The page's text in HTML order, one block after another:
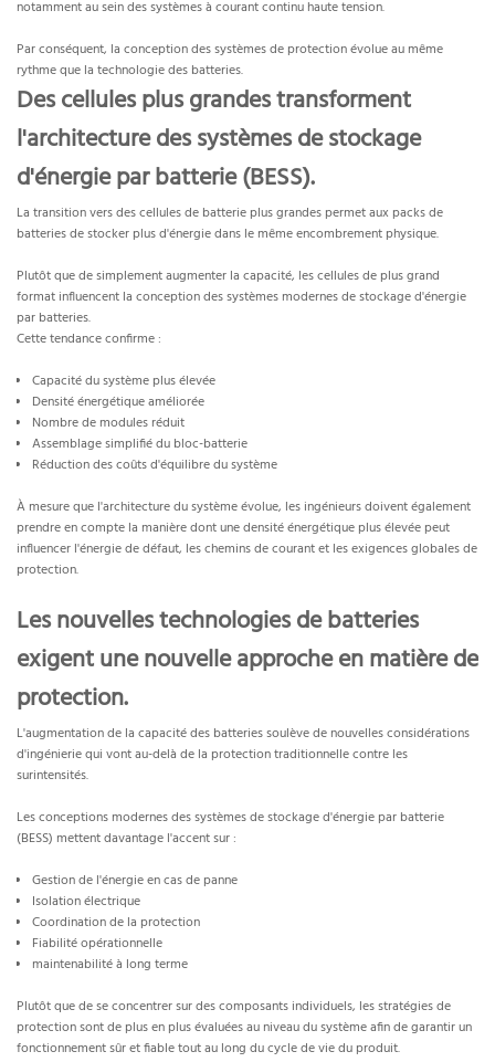
notamment au sein des systèmes à courant continu haute tension.
Par conséquent, la conception des systèmes de protection évolue au même
rythme que la technologie des batteries.
Des cellules plus grandes transforment
l'architecture des systèmes de stockage
d'énergie par batterie (BESS).
La transition vers des cellules de batterie plus grandes permet aux packs de
batteries de stocker plus d'énergie dans le même encombrement physique.
Plutôt que de simplement augmenter la capacité, les cellules de plus grand
format influencent la conception des systèmes modernes de stockage d'énergie
par batteries.
Cette tendance confirme :
Capacité du système plus élevée
Densité énergétique améliorée
Nombre de modules réduit
Assemblage simplifié du bloc-batterie
Réduction des coûts d'équilibre du système
À mesure que l'architecture du système évolue, les ingénieurs doivent également
prendre en compte la manière dont une densité énergétique plus élevée peut
influencer l'énergie de défaut, les chemins de courant et les exigences globales de
protection.
Les nouvelles technologies de batteries
exigent une nouvelle approche en matière de
protection.
L'augmentation de la capacité des batteries soulève de nouvelles considérations
d'ingénierie qui vont au-delà de la protection traditionnelle contre les
surintensités.
Les conceptions modernes des systèmes de stockage d'énergie par batterie
(BESS) mettent davantage l'accent sur :
Gestion de l'énergie en cas de panne
Isolation électrique
Coordination de la protection
Fiabilité opérationnelle
maintenabilité à long terme
Plutôt que de se concentrer sur des composants individuels, les stratégies de
protection sont de plus en plus évaluées au niveau du système afin de garantir un
fonctionnement sûr et fiable tout au long du cycle de vie du produit.